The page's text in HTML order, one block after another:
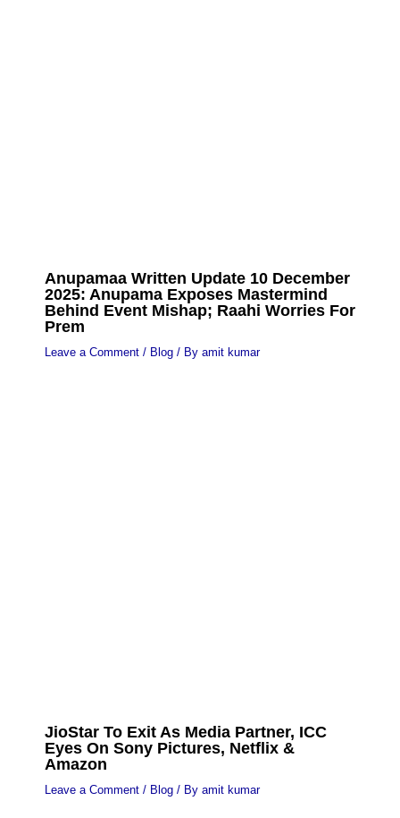
Anupamaa Written Update 10 December
2025: Anupama Exposes Mastermind
Behind Event Mishap; Raahi Worries For
Prem
Leave a Comment / Blog/ By amit kumar
JioStar To Exit As Media Partner, ICC
Eyes On Sony Pictures, Netflix &
Amazon
Leave a Comment / Blog/ By amit kumar